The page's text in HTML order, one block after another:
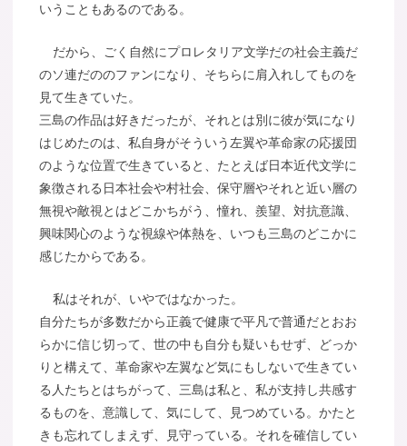
いうこともあるのである。
だから、ごく自然にプロレタリア文学だの社会主義だ
のソ連だののファンになり、そちらに肩入れしてものを
見て生きていた。
三島の作品は好きだったが、それとは別に彼が気になり
はじめたのは、私自身がそういう左翼や革命家の応援団
のような位置で生きていると、たとえば日本近代文学に
象徴される日本社会や村社会、保守層やそれと近い層の
無視や敵視とはどこかちがう、憧れ、羨望、対抗意識、
興味関心のような視線や体熱を、いつも三島のどこかに
感じたからである。
私はそれが、いやではなかった。
自分たちが多数だから正義で健康で平凡で普通だとおお
らかに信じ切って、世の中も自分も疑いもせず、どっか
りと構えて、革命家や左翼など気にもしないで生きてい
る人たちとはちがって、三島は私と、私が支持し共感す
るものを、意識して、気にして、見つめている。かたと
きも忘れてしまえず、見守っている。それを確信してい